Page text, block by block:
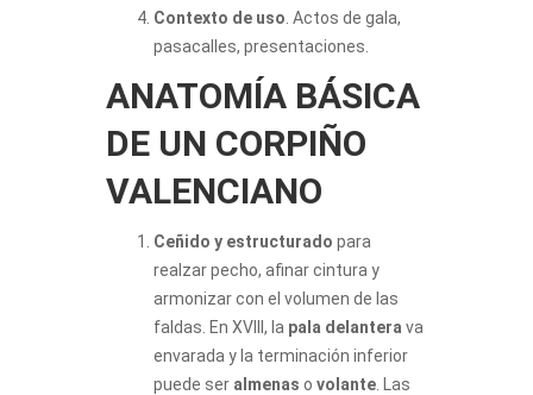
Contexto de uso . Actos de gala,
pasacalles, presentaciones.
ANATOMÍA BÁSICA
DE UN CORPIÑO
VALENCIANO
Ceñido y estructurado para
realzar pecho, afinar cintura y
armonizar con el volumen de las
faldas. En XVIII, la pala delantera va
envarada y la terminación inferior
puede ser almenas o volante . Las